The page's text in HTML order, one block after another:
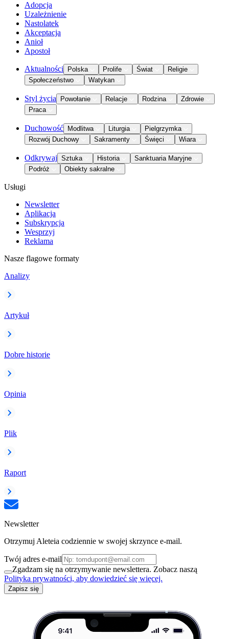
Adopcja
Uzależnienie
Nastolatek
Akceptacja
Anioł
Apostoł
Aktualności Polska Prolife Świat
Religie
Społeczeństwo
Watykan
Styl życia Powołanie Relacje Rodzina
Zdrowie
Praca
Duchowość Modlitwa Liturgia
Pielgrzymka
Rozwój Duchowy
Sakramenty Święci Wiara
Odkrywaj Sztuka Historia
Sanktuaria Maryjne
Podróż
Obiekty sakralne
Usługi
Newsletter
Aplikacja
Subskrypcja
Wesprzyj
Reklama
Nasze flagowe formaty
Analizy
Artykuł
Dobre historie
Opinia
Plik
Raport
Newsletter
Otrzymuj Aleteia codziennie w swojej skrzynce e-mail.
Twój adres e-mail
Zgadzam się na otrzymywanie newslettera. Zobacz naszą
Polityka prywatności, aby dowiedzieć się więcej.
Zapisz się